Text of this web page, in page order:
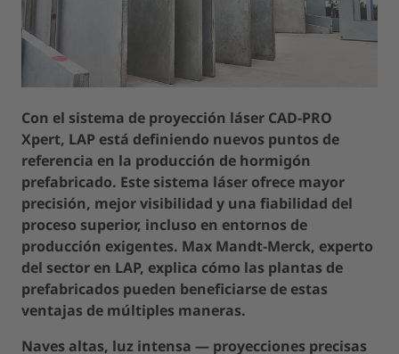
Con el sistema de proyección láser CAD-PRO
Xpert, LAP está definiendo nuevos puntos de
referencia en la producción de hormigón
prefabricado. Este sistema láser ofrece mayor
precisión, mejor visibilidad y una fiabilidad del
proceso superior, incluso en entornos de
producción exigentes. Max Mandt-Merck, experto
del sector en LAP, explica cómo las plantas de
prefabricados pueden beneficiarse de estas
ventajas de múltiples maneras.
Naves altas, luz intensa — proyecciones precisas